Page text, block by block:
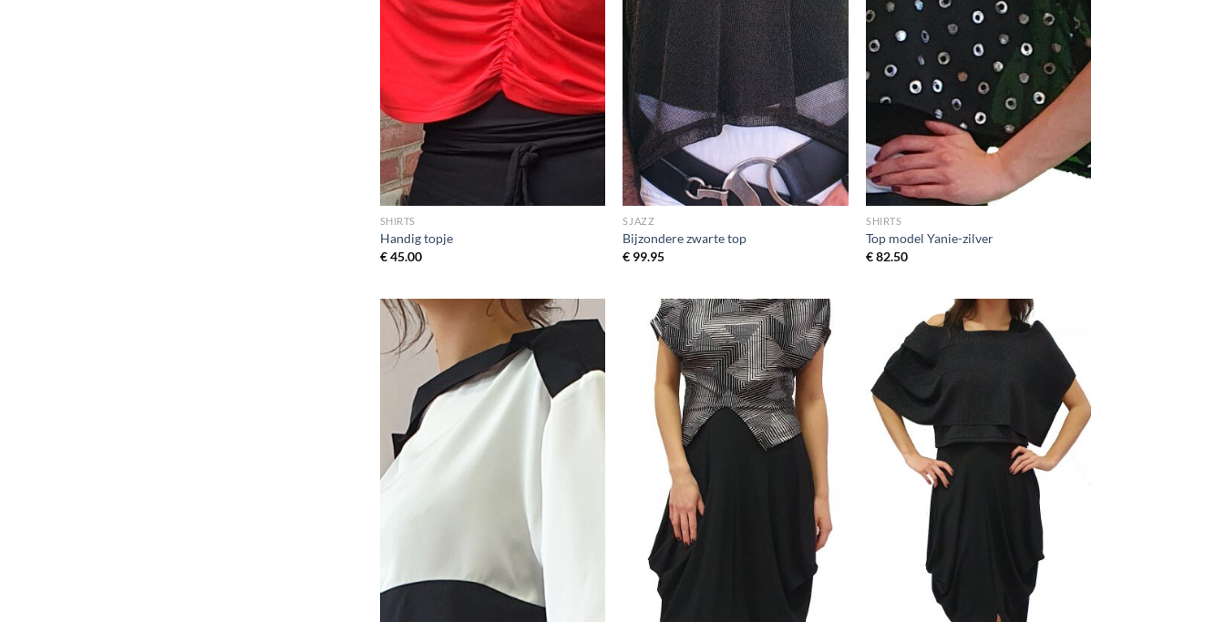
SHIRTS
Handig topje
€45.00
SJAZZ
Bijzondere zwarte top
€ 99.95
SHIRTS
Top model Yanie-zilver
€82.50
wenslijst
Toevoegen
aan
wenslijst
Toevoegen